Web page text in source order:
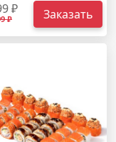
₽
₽ Заказать